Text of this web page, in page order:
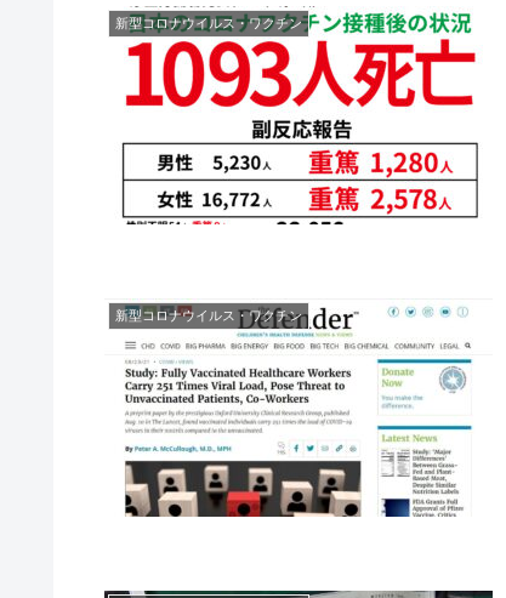
新型コロナウイルス・ワクチン
新型コロナウイルス・ワクチン